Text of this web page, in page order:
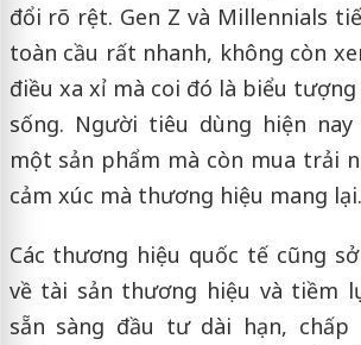
đổi rõ rệt. Gen Z và Millennials
toàn cầu rất nhanh, không còn
điều xa xỉ mà coi đó là biểu
sống. Người tiêu dùng hiện
một sản phẩm mà còn mua trải
cảm xúc mà thương hiệu mang lại.
Các thương hiệu quốc tế cũng
về tài sản thương hiệu và tiềm
sẵn sàng đầu tư dài hạn, chấp